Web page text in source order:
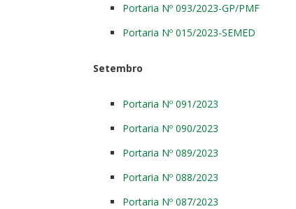
Portaria Nº 093/2023-GP/PMF
Portaria Nº 015/2023-SEMED
Setembro
Portaria Nº 091/2023
Portaria Nº 090/2023
Portaria Nº 089/2023
Portaria Nº 088/2023
Portaria Nº 087/2023